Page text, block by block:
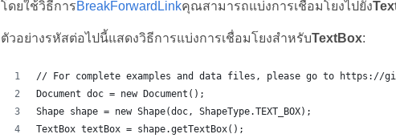
โดยใช้วิธีการBreakForwardLinkคุณสามารถแบ่งการเชื่อมโยงไปยัง
ตัวอย่างรหัสต่อไปนี้แสดงวิธีการแบ่งการเชื่อมโยงสำหรับTextBox:
// For complete examples and data files, please go to https://
Document doc = new Document();
Shape shape = new Shape(doc, ShapeType.TEXT_BOX);
TextBox textBox = shape.getTextBox();